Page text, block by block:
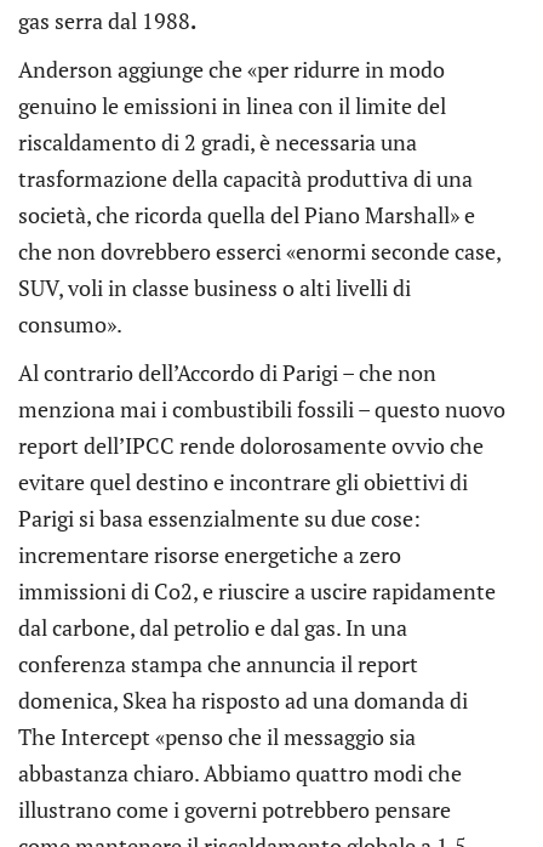
gas serra dal 1988.
Anderson aggiunge che «per ridurre in modo
genuino le emissioni in linea con il limite del
riscaldamento di 2 gradi, è necessaria una
trasformazione della capacità produttiva di una
società, che ricorda quella del Piano Marshall» e
che non dovrebbero esserci «enormi seconde case,
SUV, voli in classe business o alti livelli di
consumo».
Al contrario dell’Accordo di Parigi – che non
menziona mai i combustibili fossili – questo nuovo
report dell’IPCC rende dolorosamente ovvio che
evitare quel destino e incontrare gli obiettivi di
Parigi si basa essenzialmente su due cose:
incrementare risorse energetiche a zero
immissioni di Co2, e riuscire a uscire rapidamente
dal carbone, dal petrolio e dal gas. In una
conferenza stampa che annuncia il report
domenica, Skea ha risposto ad una domanda di
The Intercept «penso che il messaggio sia
abbastanza chiaro. Abbiamo quattro modi che
illustrano come i governi potrebbero pensare